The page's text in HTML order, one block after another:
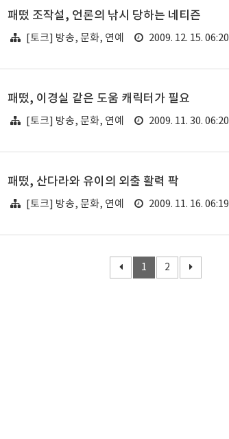
패떴 조작설, 언론의 낚시 당하는 네티즌
[토크] 방송, 문화, 연예 2009. 12. 15. 06:20
패떴, 이경실 같은 도움 캐릭터가 필요
[토크] 방송, 문화, 연예 2009. 11. 30. 06:20
패떴, 산다라와 유이의 외출 활력 팍
[토크] 방송, 문화, 연예 2009. 11. 16. 06:19
1 2